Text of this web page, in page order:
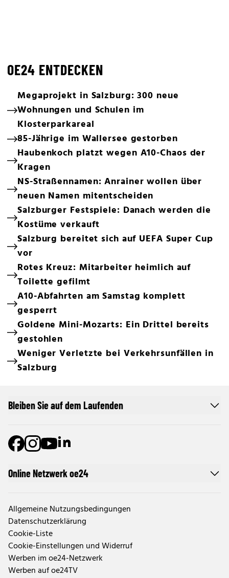
OE24 ENTDECKEN
Megaprojekt in Salzburg: 300 neue
Wohnungen und Schulen im
Klosterparkareal
85-Jährige im Wallersee gestorben
Haubenkoch platzt wegen A10-Chaos der
Kragen
NS-Straßennamen: Anrainer wollen über
neuen Namen mitentscheiden
Salzburger Festspiele: Danach werden die
Kostüme verkauft
Salzburg bereitet sich auf UEFA Super Cup
vor
Rotes Kreuz: Mitarbeiter heimlich auf
Toilette gefilmt
A10-Abfahrten am Samstag komplett
gesperrt
Goldene Mini-Mozarts: Ein Drittel bereits
gestohlen
Weniger Verletzte bei Verkehrsunfällen in
Salzburg
Online Netzwerk oe24
Allgemeine Nutzungsbedingungen
Datenschutzerklärung
Cookie-Liste
Cookie-Einstellungen und Widerruf
Werben im oe24-Netzwerk
Werben auf oe24TV
Bleiben Sie auf dem Laufenden